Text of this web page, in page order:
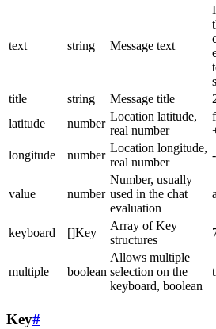
text string Message text
title
string Message title
latitude
number
Location latitude,
real number
longitude
number
Location longitude,
real number
value number
Number, usually
used in the chat
evaluation
keyboard []Key
Array of Key
structures
multiple boolean
Allows multiple
selection on the
keyboard, boolean
Key#